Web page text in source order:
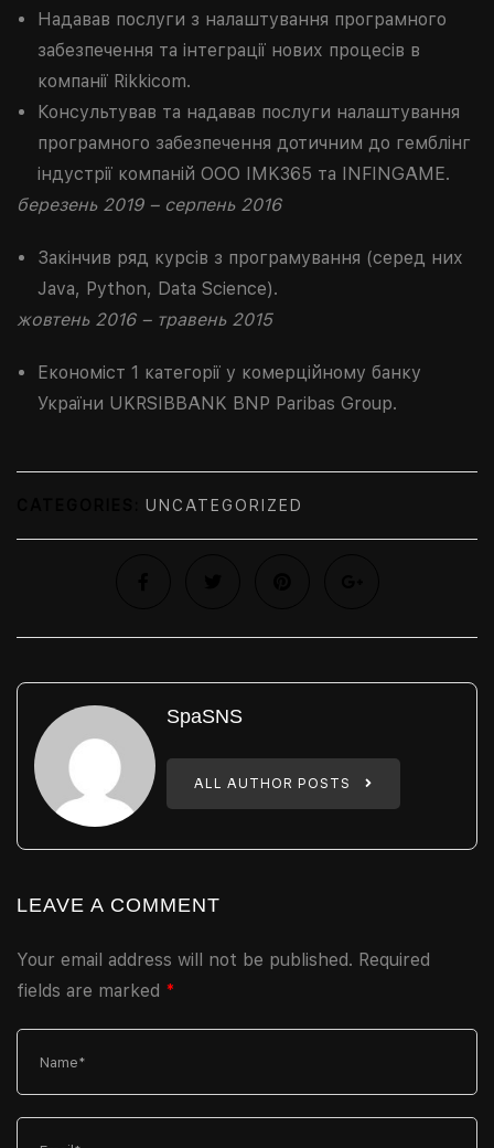
Надавав послуги з налаштування програмного
забезпечення та інтеграції нових процесів в
компанії Rikkicom.
Консультував та надавав послуги налаштування
програмного забезпечення дотичним до гемблінг
індустрії компаній ООО IMK365 та INFINGAME.
березень 2019 – серпень 2016
Закінчив ряд курсів з програмування (серед них
Java, Python, Data Science).
жовтень 2016 – травень 2015
Економіст 1 категорії у комерційному банку
України UKRSIBBANK BNP Paribas Group.
UNCATEGORIZED
SpaSNS
ALL AUTHOR POSTS
LEAVE A COMMENT
Your email address will not be published. Required
fields are marked *